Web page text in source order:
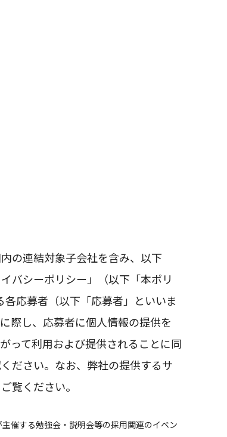
の連結対象子会社を含み、以下
バシーポリシー」（以下「本ポリ
応募者（以下「応募者」といいま
際し、応募者に個人情報の提供を
って利用および提供されることに同
ださい。なお、弊社の提供するサ
覧ください。
催する勉強会・説明会等の採用関連のイベン